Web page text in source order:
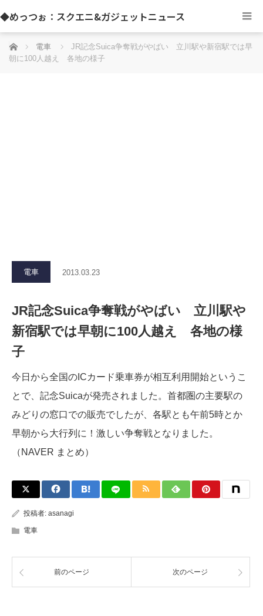
◆めっつぉ：スクエニ&ガジェットニュース
ホーム 電車
JR記念Suica争奪戦がやばい 立川駅や新宿駅では早
朝に100人越え 各地の様子
電車 2013.03.23
JR記念Suica争奪戦がやばい 立川駅や
新宿駅では早朝に100人越え 各地の様
子
今日から全国のICカード乗車券が相互利用開始というこ
とで、記念Suicaが発売されました。首都圏の主要駅の
みどりの窓口での販売でしたが、各駅とも午前5時とか
早朝から大行列に！激しい争奪戦となりました。
（NAVER まとめ）
投稿者: asanagi
電車
前のページ 次のページ